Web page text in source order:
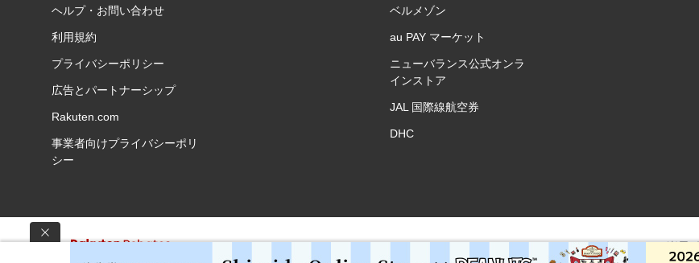
ヘルプ・お問い合わせ
利用規約
プライバシーポリシー
広告とパートナーシップ
Rakuten.com
事業者向けプライバシーポリ
シー
ベルメゾン
au PAY マーケット
ニューバランス公式オンラ
インストア
JAL 国際線航空券
DHC
楽天